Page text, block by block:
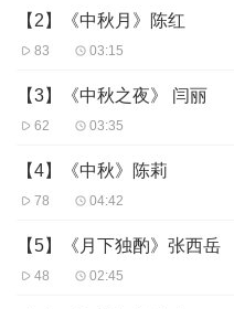
【10】 《故乡的月亮》钟丰收
【2】《中秋月》陈红
83 03:15
【3】《中秋之夜》 闫丽
62 03:35
【4】《中秋》陈莉
78 04:42
【5】《月下独酌》张西岳
48 02:45